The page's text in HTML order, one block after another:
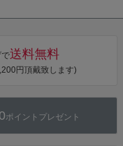
【メール便不
【メール便不
送料無料
円頂戴致します)
ポイントプレゼント